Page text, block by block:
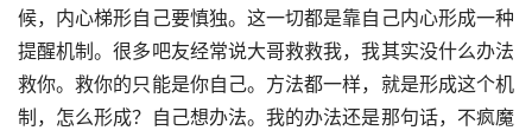
候，内心梯形自己要慎独。这一切都是靠自己内心形成一种
提醒机制。很多吧友经常说大哥救救我，我其实没什么办法
救你。救你的只能是你自己。方法都一样，就是形成这个机
制，怎么形成？自己想办法。我的办法还是那句话，不疯魔